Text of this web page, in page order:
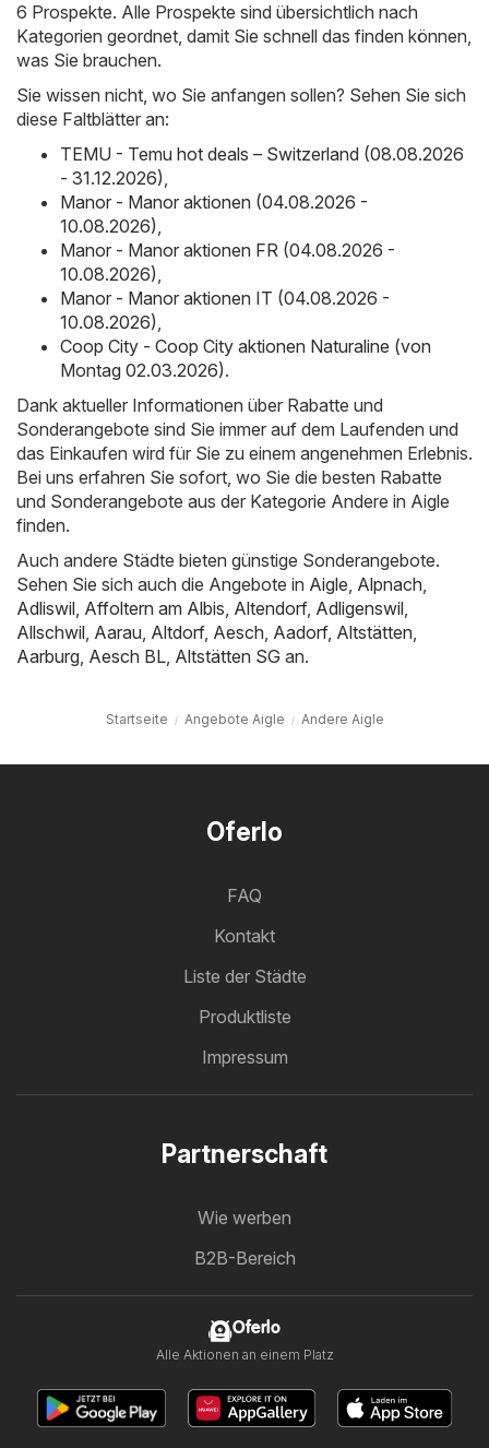
6 Prospekte. Alle Prospekte sind übersichtlich nach
Kategorien geordnet, damit Sie schnell das finden können,
was Sie brauchen.
Sie wissen nicht, wo Sie anfangen sollen? Sehen Sie sich
diese Faltblätter an:
TEMU - Temu hot deals – Switzerland (08.08.2026
- 31.12.2026),
Manor - Manor aktionen (04.08.2026 -
10.08.2026),
Manor - Manor aktionen FR (04.08.2026 -
10.08.2026),
Manor - Manor aktionen IT (04.08.2026 -
10.08.2026),
Coop City - Coop City aktionen Naturaline (von
Montag 02.03.2026).
Dank aktueller Informationen über Rabatte und
Sonderangebote sind Sie immer auf dem Laufenden und
das Einkaufen wird für Sie zu einem angenehmen Erlebnis.
Bei uns erfahren Sie sofort, wo Sie die besten Rabatte
und Sonderangebote aus der Kategorie Andere in Aigle
finden.
Auch andere Städte bieten günstige Sonderangebote.
Sehen Sie sich auch die Angebote in Aigle, Alpnach,
Adliswil, Affoltern am Albis, Altendorf, Adligenswil,
Allschwil, Aarau, Altdorf, Aesch, Aadorf, Altstätten,
Aarburg, Aesch BL, Altstätten SG an.
Startseite Angebote Aigle Andere Aigle
Oferlo
FAQ
Kontakt
Liste der Städte
Produktliste
Impressum
Partnerschaft
Wie werben
B2B-Bereich
Oferlo
Alle Aktionen an einem Platz